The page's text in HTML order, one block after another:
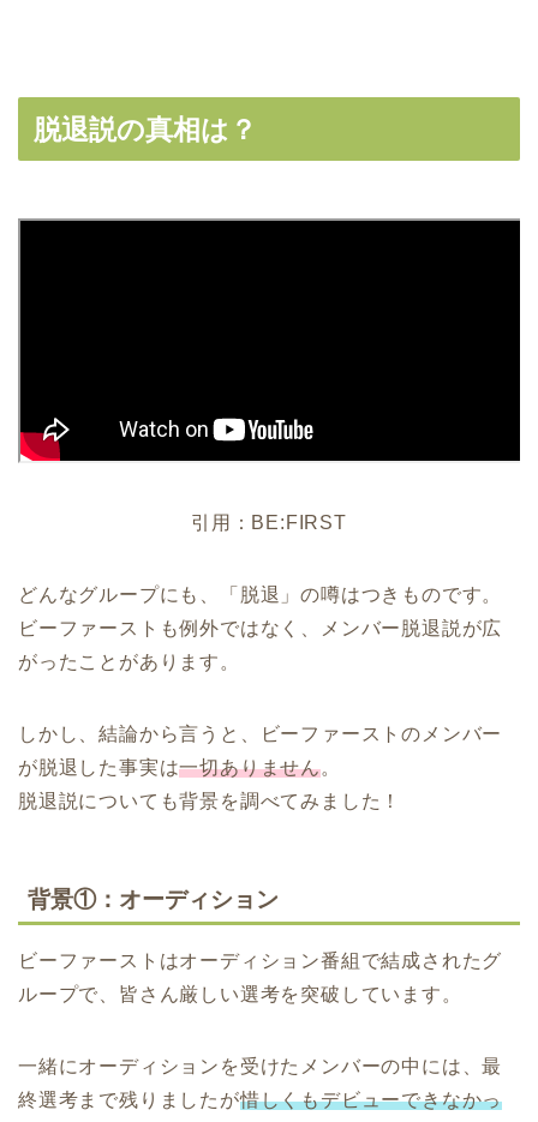
脱退説の真相は？
引用：BE:FIRST
どんなグループにも、「脱退」の噂はつきものです。
ビーファーストも例外ではなく、メンバー脱退説が広
がったことがあります。
しかし、結論から言うと、ビーファーストのメンバー
が脱退した事実は一切ありません。
脱退説についても背景を調べてみました！
背景①：オーディション
ビーファーストはオーディション番組で結成されたグ
ループで、皆さん厳しい選考を突破しています。
一緒にオーディションを受けたメンバーの中には、最
終選考まで残りましたが惜しくもデビューできなかっ